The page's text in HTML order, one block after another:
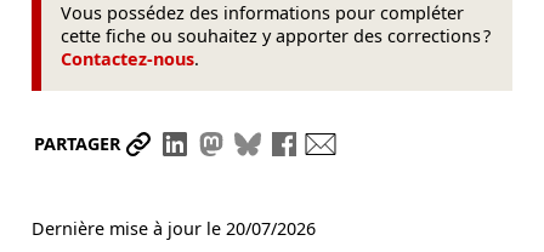
Vous possédez des informations pour compléter
cette fiche ou souhaitez y apporter des corrections ?
Contactez-nous.
PARTAGER Partager le lien
Partager sur LinkedIn
Partager sur Mastodon
Partager sur Bluesky
Partager sur Facebook
Dernière mise à jour le 20/07/2026